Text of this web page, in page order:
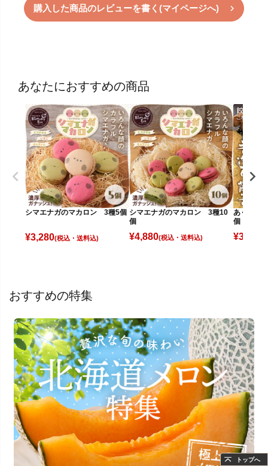
購入した商品のレビューを書く(マイページへ)
あなたにおすすめの商品
シマエナガのマカロン 3種5個
¥3,280(税込)
シマエナガのマカロン 3種10
個
¥4,880(税込)
あぐり王
個
¥3,980
おすすめの特集
トップへ